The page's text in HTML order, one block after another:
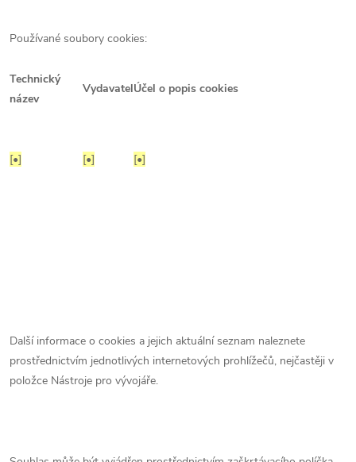
Používané soubory cookies:
Technický
název
VydavatelÚčel o popis cookies
[•] [•] [•]
Další informace o cookies a jejich aktuální seznam naleznete
prostřednictvím jednotlivých internetových prohlížečů, nejčastěji v
položce Nástroje pro vývojáře.